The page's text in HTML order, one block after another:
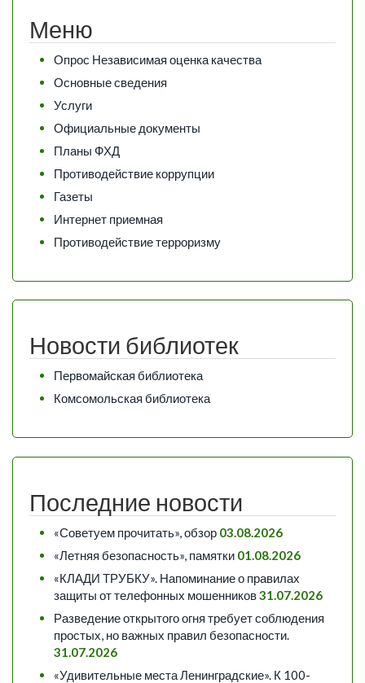
Меню
Опрос Независимая оценка качества
Основные сведения
Услуги
Официальные документы
Планы ФХД
Противодействие коррупции
Газеты
Интернет приемная
Противодействие терроризму
Новости библиотек
Первомайская библиотека
Комсомольская библиотека
Последние новости
«Советуем прочитать», обзор 03.08.2026
«Летняя безопасность», памятки 01.08.2026
«КЛАДИ ТРУБКУ». Напоминание о правилах
защиты от телефонных мошенников31.07.2026
Разведение открытого огня требует соблюдения
простых, но важных правил безопасности.
31.07.2026
«Удивительные места Ленинградские». К 100-